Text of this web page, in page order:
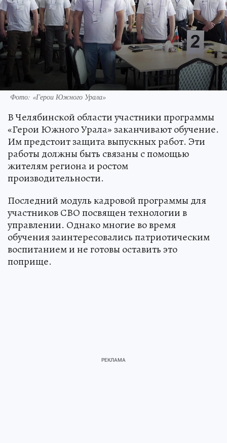
Фото: «Герои Южного Урала»
В Челябинской области участники программы
«Герои Южного Урала» заканчивают обучение.
Им предстоит защита выпускных работ. Эти
работы должны быть связаны с помощью
жителям региона и ростом
производительности.
Последний модуль кадровой программы для
участников СВО посвящен технологии в
управлении. Однако многие во время
обучения заинтересовались патриотическим
воспитанием и не готовы оставить это
поприще.